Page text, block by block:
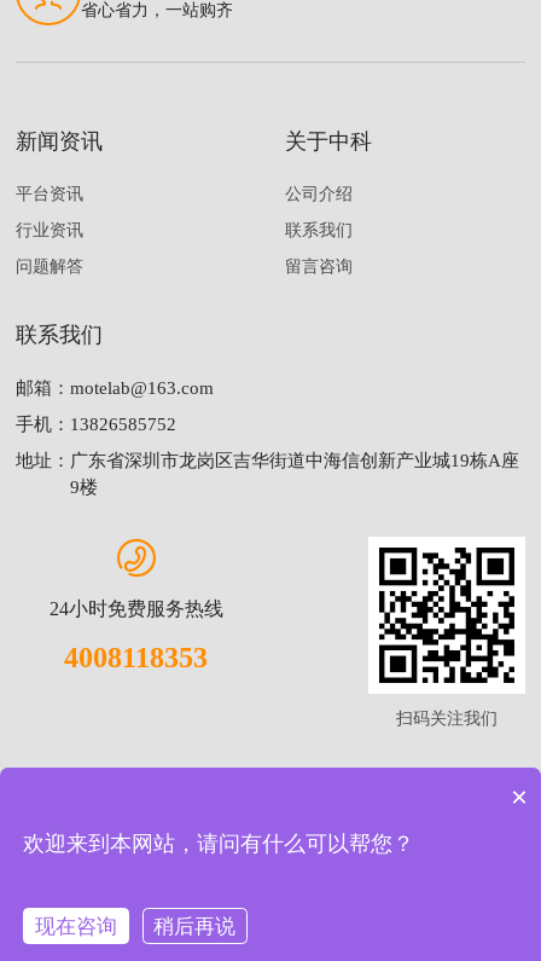
省心省力，一站购齐
新闻资讯
平台资讯
行业资讯
问题解答
关于中科
公司介绍
联系我们
留言咨询
联系我们
邮箱：motelab@163.com
手机： 13826585752
地址： 广东省深圳市龙岗区吉华街道中海信创新产业城19栋A座
9楼
24小时免费服务热线
4008118353
扫码关注我们
粉尘检测仪
大气采样器
备案号：粤ICP备17048239号
法律声明版权声明隐私声明
×
欢迎来到本网站，请问有什么可以帮您？
现在咨询 稍后再说